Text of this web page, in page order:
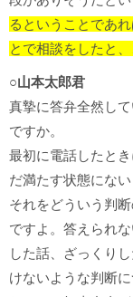
るということであ
とで相談をしたと
○山本太郎君
真摯に答弁全然し
ですか。
最初に電話したと
だ満たす状態にな
それをどういう判
ですよ。答えられ
した話、ざっくり
けないような判断に